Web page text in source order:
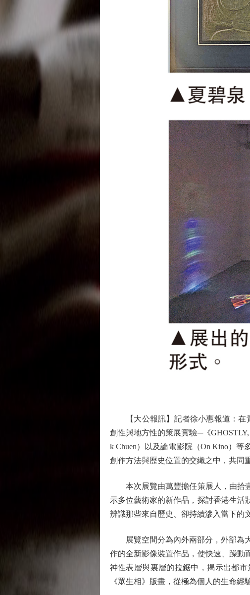
【大公報訊】記者徐小惠報道：在黃
創性與地方性的策展實驗─《
k Chuen）以及論電影院（On Kino）
創作方法與歷史位置的交織之中，共同
本次展覽由萬豐擔任策展人，由拾壹
示多位藝術家的新作品，探討香港生活
辨識那些來自歷史、卻持續滲入當下的
展覽空間分為內外兩部分，外部為大
作的全新影像裝置作品，使快速、躁動
神性表層與裏層的拉鋸中，揭示出都
《眾生相》版畫，從極為個人的生命